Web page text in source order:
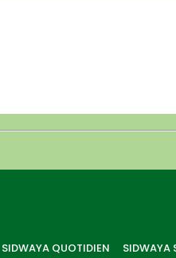
SIDWAYA QUOTIDIEN SIDWAYA